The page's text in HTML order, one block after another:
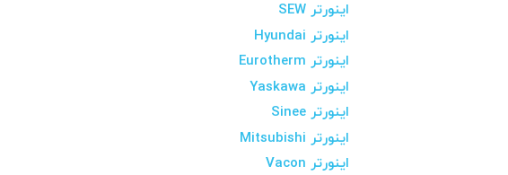
اینورتر SEW
اینورتر Hyundai
اینورتر Eurotherm
اینورتر Yaskawa
اینورتر Sinee
اینورتر Mitsubishi
اینورتر Vacon